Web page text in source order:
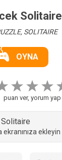
Solitaire
SOLITAIRE
OYNA
puan ver, yorum yap
ekranınıza ekleyin